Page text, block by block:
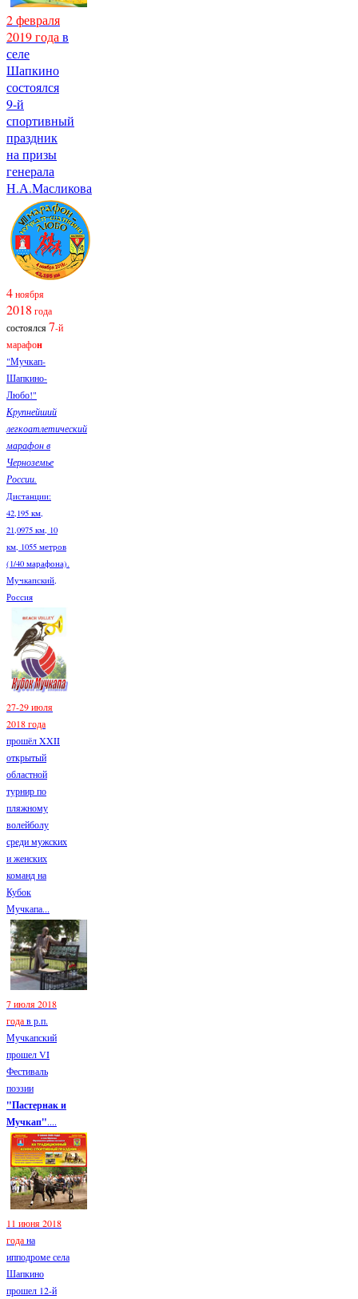
2 февраля
2019 года в
селе
Шапкино
состоялся
9-й
спортивный
праздник
на призы
генерала
Н.А.Масликова
4ноября
2018 года
состоялся7-й
марафон
"Мучкап-
Шапкино-
Любо!"
Крупнейший
легкоатлетический
марафон в
Черноземье
России.
Дистанции:
42,195 км,
21,0975 км, 10
км, 1055 метров
(1/40 марафона).
Мучкапский,
Россия
27-29 июля
2018 года
прошёл XXII
открытый
областной
турнир по
пляжному
волейболу
среди мужских
и женских
команд на
Кубок
Мучкапа...
7 июля 2018
годав р.п.
Мучкапский
прошел VI
Фестиваль
поэзии
"Пастернак и
Мучкап"....
11 июня 2018
годана
ипподроме села
Шапкино
прошел 12-й